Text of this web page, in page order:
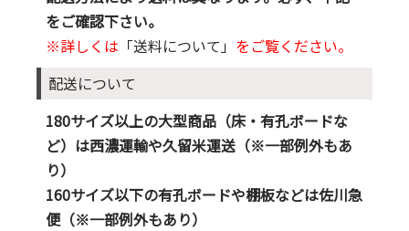
をご確認下さい。
※詳しくは 「送料について」 をご覧ください。
配送について
180サイズ以上の大型商品（床・有孔ボードな
ど）は西濃運輸や久留米運送（※一部例外もあ
り）
160サイズ以下の有孔ボードや棚板などは佐川急
便（※一部例外もあり）